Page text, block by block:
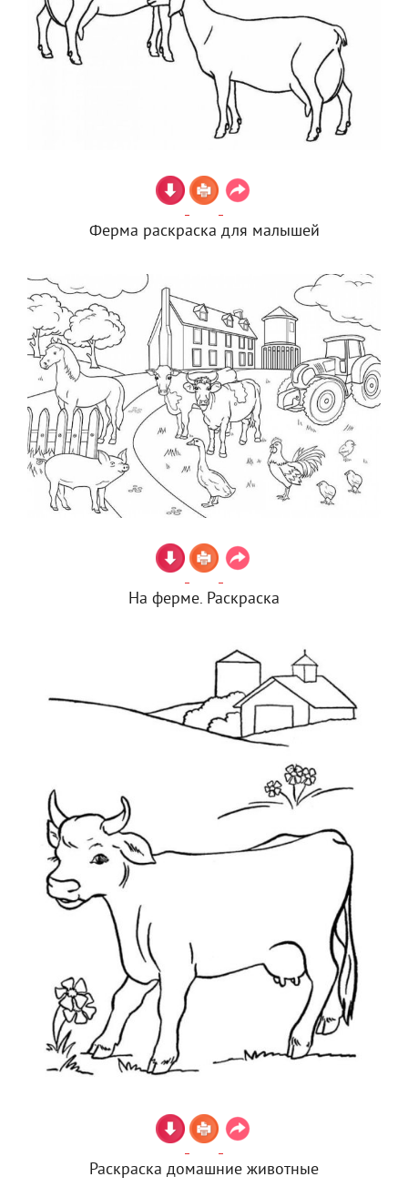
Ферма раскраска для малышей
На ферме. Раскраска
Раскраска домашние животные